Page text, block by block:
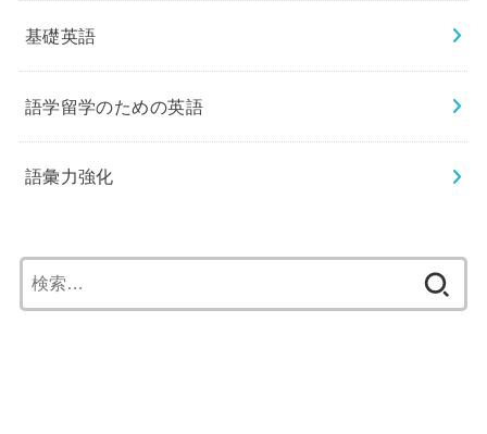
基礎英語
語学留学のための英語
語彙力強化
索: